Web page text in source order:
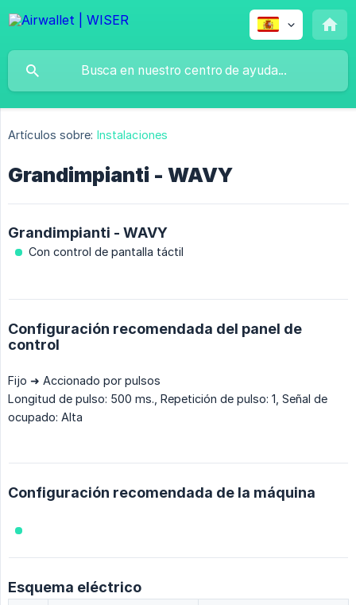
Artículos sobre: Instalaciones
Grandimpianti - WAVY
Grandimpianti - WAVY
Con control de pantalla táctil
Configuración recomendada del panel de
control
Fijo ➜ Accionado por pulsos
Longitud de pulso: 500 ms., Repetición de pulso: 1, Señal de
ocupado: Alta
Configuración recomendada de la máquina
Esquema eléctrico